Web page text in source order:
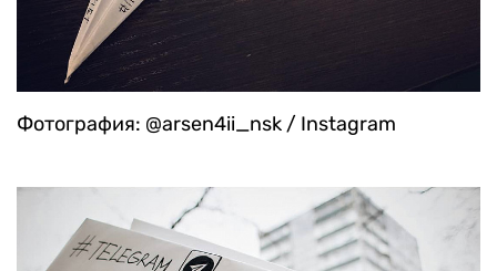
Фотография: @arsen4ii_nsk / Instagram